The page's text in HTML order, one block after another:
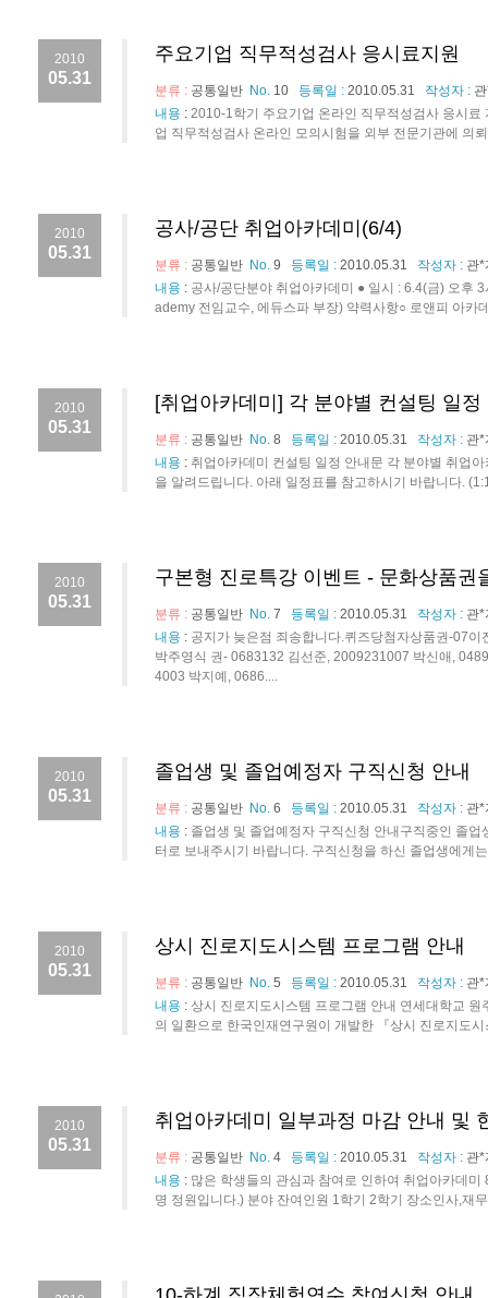
2010
05.31
주요기업 직무적성검사 응시료지원
분류 : 공통일반 No. 10 등록일 : 2010.05.31 작성자 :
내용 : 2010-1학기 주요기업 온라인 직무적성검사 응시
업 직무적성검사 온라인 모의시험을 외부 전문기관에 의
2010
05.31
공사/공단 취업아카데미(6/4)
분류 : 공통일반 No. 9 등록일 : 2010.05.31 작성자 : 관*
내용 : 공사/공단분야 취업아카데미 ● 일시 : 6.4(금) 오후
ademy 전임교수, 에듀스파 부장) 약력사항○ 로앤피 아카
2010
05.31
[취업아카데미] 각 분야별 컨설팅 일
분류 : 공통일반 No. 8 등록일 : 2010.05.31 작성자 : 관*
내용 : 취업아카데미 컨설팅 일정 안내문 각 분야별 취업
을 알려드립니다. 아래 일정표를 참고하시기 바랍니다.
2010
05.31
구본형 진로특강 이벤트 - 문화상품권
분류 : 공통일반 No. 7 등록일 : 2010.05.31 작성자 : 관*
내용 : 공지가 늦은점 죄송합니다.퀴즈당첨자상품권-07
박주영식 권- 0683132 김선준, 2009231007 박신애,
4003 박지예, 0686....
2010
05.31
졸업생 및 졸업예정자 구직신청 안내
분류 : 공통일반 No. 6 등록일 : 2010.05.31 작성자 : 관*
내용 : 졸업생 및 졸업예정자 구직신청 안내구직중인 졸
터로 보내주시기 바랍니다. 구직신청을 하신 졸업생에게
2010
05.31
상시 진로지도시스템 프로그램 안내
분류 : 공통일반 No. 5 등록일 : 2010.05.31 작성자 : 관*
내용 : 상시 진로지도시스템 프로그램 안내 연세대학교
의 일환으로 한국인재연구원이 개발한 『상시 진로지도
2010
05.31
취업아카데미 일부과정 마감 안내 및
분류 : 공통일반 No. 4 등록일 : 2010.05.31 작성자 : 관*
내용 : 많은 학생들의 관심과 참여로 인하여 취업아카데
명 정원입니다.) 분야 잔여인원 1학기 2학기 장소인사,재